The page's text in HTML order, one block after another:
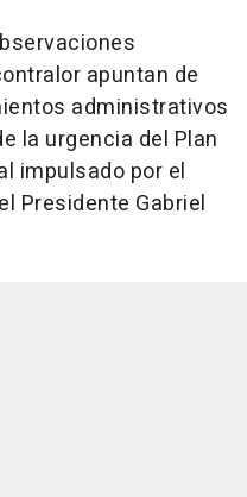
apuntan de
administrativos
la urgencia del Plan
impulsado por el
Presidente Gabriel